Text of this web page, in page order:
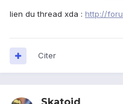
lien du thread xda : http://
Citer